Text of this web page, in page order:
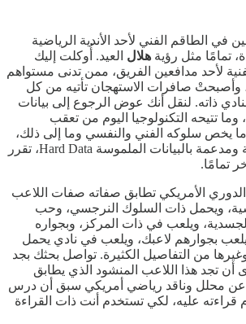
في الطاقم الفني لأحد الأندية الرياضية
تمامًا مثل رؤية هلال العيد. أُوكلت إليك
لأحد مدافعين الفريق، ممن تدنى مستواهم
صافرات الاستهجان تأتيه من كل
ذاته. لنقل أنك عوض الرجوع إلى بيانات
وما تتيحه التكنولوجيا اليوم من تعقب
يخص سلوكه الفني والنفسي وما إلى ذلك،
واستنباط نتيجة شاملة ومدعمة بالبيانات الملموسة Hard Data، تقرر
تمامًا.
الأمريكي تطابق صفاته صفات اللاعب
ويحمل ذات السلوك النرجسي، وحب
الجسدية، ويلعب في ذات المركز، وبجواره
بجوارهم لاعبك، ويلعب في نادي يحمل
من التفاصيل الكثيرة. تواصل بحثك بجد
تجد هذا اللاعب المنشود الذي يطابق
عن محلل وناقد رياضي أمريكي سبق أن درس
قراءته عليه، لكي تستخدم أنت ذات القراءة